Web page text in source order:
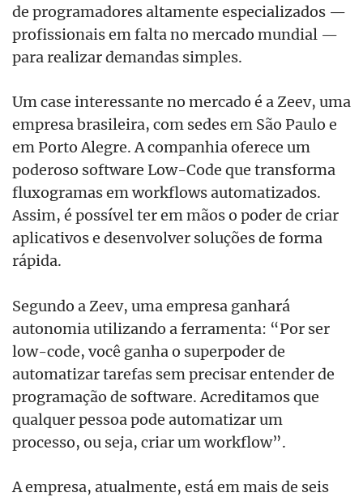
de programadores altamente especializados —
profissionais em falta no mercado mundial —
para realizar demandas simples.
Um case interessante no mercado é a Zeev, uma
empresa brasileira, com sedes em São Paulo e
em Porto Alegre. A companhia oferece um
poderoso software Low-Code que transforma
fluxogramas em workflows automatizados.
Assim, é possível ter em mãos o poder de criar
aplicativos e desenvolver soluções de forma
rápida.
Segundo a Zeev, uma empresa ganhará
autonomia utilizando a ferramenta: “Por ser
low-code, você ganha o superpoder de
automatizar tarefas sem precisar entender de
programação de software. Acreditamos que
qualquer pessoa pode automatizar um
processo, ou seja, criar um workflow”.
A empresa, atualmente, está em mais de seis